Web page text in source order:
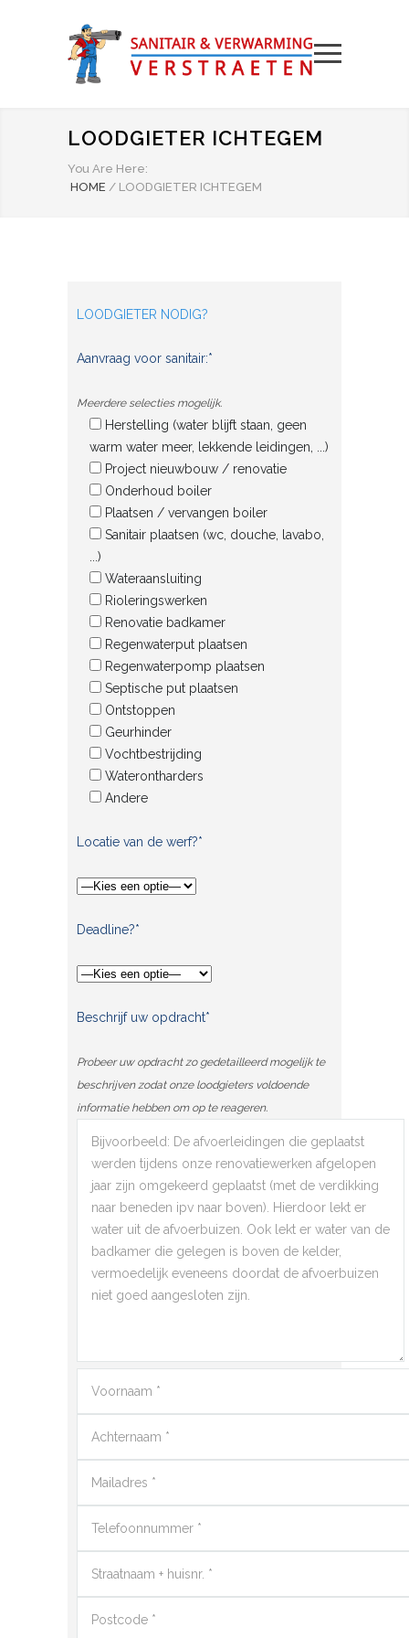
LOODGIETER ICHTEGEM
You Are Here:
HOME / LOODGIETER ICHTEGEM
LOODGIETER NODIG?
Aanvraag voor sanitair:*
Meerdere selecties mogelijk.
Herstelling (water blijft staan, geen
warm water meer, lekkende leidingen, ...)
Project nieuwbouw / renovatie
Onderhoud boiler
Plaatsen / vervangen boiler
Sanitair plaatsen (wc, douche, lavabo,
...)
Wateraansluiting
Rioleringswerken
Renovatie badkamer
Regenwaterput plaatsen
Regenwaterpomp plaatsen
Septische put plaatsen
Ontstoppen
Geurhinder
Vochtbestrijding
Waterontharders
Andere
Locatie van de werf?*
Deadline?*
Beschrijf uw opdracht*
Probeer uw opdracht zo gedetailleerd mogelijk te
beschrijven zodat onze loodgieters voldoende
informatie hebben om op te reageren.